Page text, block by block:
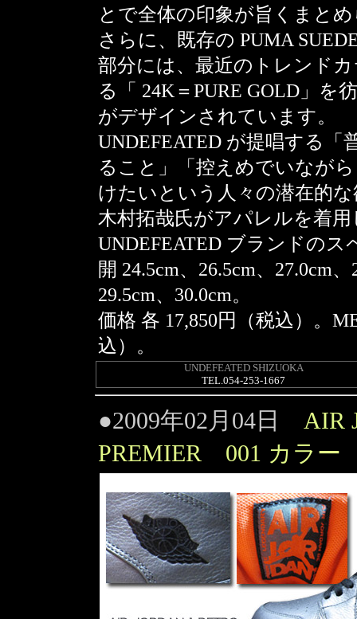
とで全体の印象が旨くまと
さらに、既存の PUMA
部分には、最近のトレンド
る「 24K＝PURE GOLD」を
がデザインされています。
UNDEFEATED が提唱する
ること」「控えめでいなが
けたいという人々の潜在的
木村拓哉氏がアパレルを着
UNDEFEATED ブランドの
開 24.5cm、26.5cm、27.0cm
29.5cm、30.0cm。
価格 各 17,850円（税込）。
込）。
UNDEFEATED SHIZUOKA
TEL.054-253-1667
●2009年02月04日
AIR
PREMIER 001 カラー